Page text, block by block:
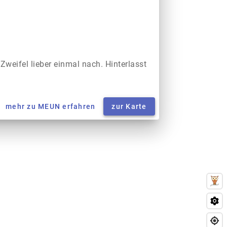
lieber einmal nach. Hinterlasst
mehr zu MEUN erfahren zur Karte